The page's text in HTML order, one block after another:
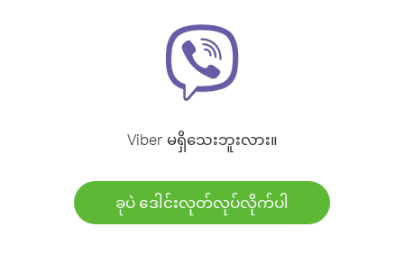
Viber မရှိသေးဘူးလား။
ခုပဲ ဒေါင်းလုတ်လုပ်လိုက်ပါ